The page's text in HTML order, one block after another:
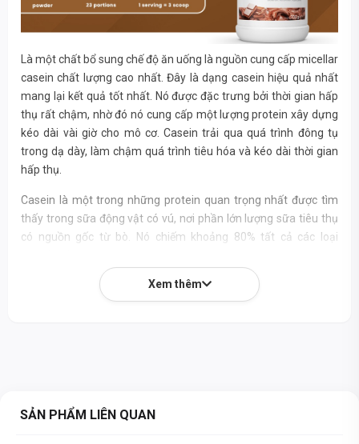
Là một chất bổ sung chế độ ăn uống là nguồn cung cấp micellar
casein chất lượng cao nhất. Đây là dạng casein hiệu quả nhất
mang lại kết quả tốt nhất. Nó được đặc trưng bởi thời gian hấp
thụ rất chậm, nhờ đó nó cung cấp một lượng protein xây dựng
kéo dài vài giờ cho mô cơ. Casein trải qua quá trình đông tụ
trong dạ dày, làm chậm quá trình tiêu hóa và kéo dài thời gian
hấp thụ.
Casein là một trong những protein quan trọng nhất được tìm
thấy trong sữa động vật có vú, nơi phần lớn lượng sữa tiêu thụ
có nguồn gốc từ bò. Nó chiếm khoảng 80% tất cả các loại
Ưu điểm của OstroVit Micellar Casein:
+ Tác dụng chống dị hóa và đồng hóa mạnh mẽ
Xem thêm
SẢN PHẨM LIÊN QUAN